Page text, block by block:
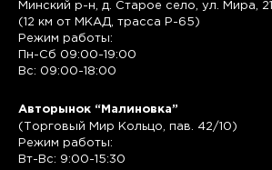
Минский р-н, д. Старое село, ул. Мира, 21
(12 км от МКАД, трасса P-65)
Режим работы:
Пн-Сб 09:00-19:00
Вс: 09:00-18:00
Авторынок “Малиновка”
(Торговый Мир Кольцо, пав. 42/10)
Режим работы:
Вт-Вс: 9:00-15:30